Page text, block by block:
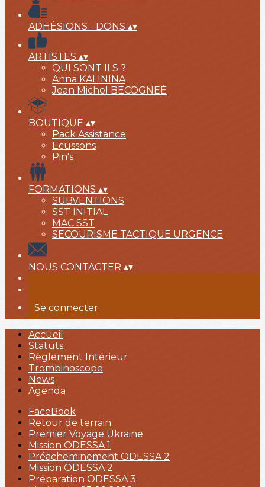
ADHÉSIONS - DONS ▴▾
ARTISTES ▴▾
QUI SONT ILS ?
Anna KALININA
Jean Michel BECOGNEÉ
BOUTIQUE ▴▾
Pack Assistance
Ecussons
Pin's
FORMATIONS ▴▾
SUBVENTIONS
SST INITIAL
MAC SST
SECOURISME TACTIQUE URGENCE
NOUS CONTACTER ▴▾
Se connecter
Accueil
Statuts
Règlement Intérieur
Trombinoscope
News
Agenda
FaceBook
Retour de terrain
Premier Voyage Ukraine
Mission ODESSA 1
Préacheminement ODESSA 2
Mission ODESSA 2
Préparation ODESSA 3